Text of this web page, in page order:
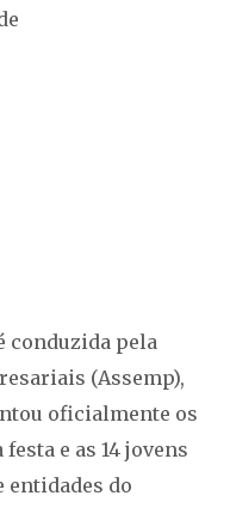
conduzida pela
(Assemp),
oficialmente os
e as 14 jovens
entidades do